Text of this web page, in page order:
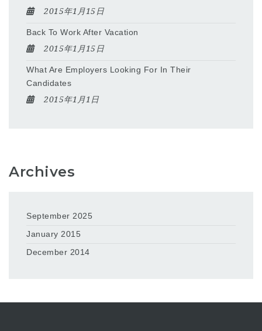
2015年1月15日
Back To Work After Vacation
2015年1月15日
What Are Employers Looking For In Their
Candidates
2015年1月1日
Archives
September 2025
January 2015
December 2014